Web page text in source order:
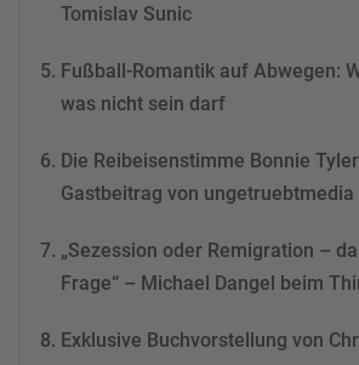
Tomislav Sunic
Fußball-Romantik auf Abwegen:
was nicht sein darf
Die Reibeisenstimme Bonnie
Gastbeitrag von ungetruebtmedia
„Sezession oder Remigration –
Frage“ – Michael Dangel beim
Exklusive Buchvorstellung von